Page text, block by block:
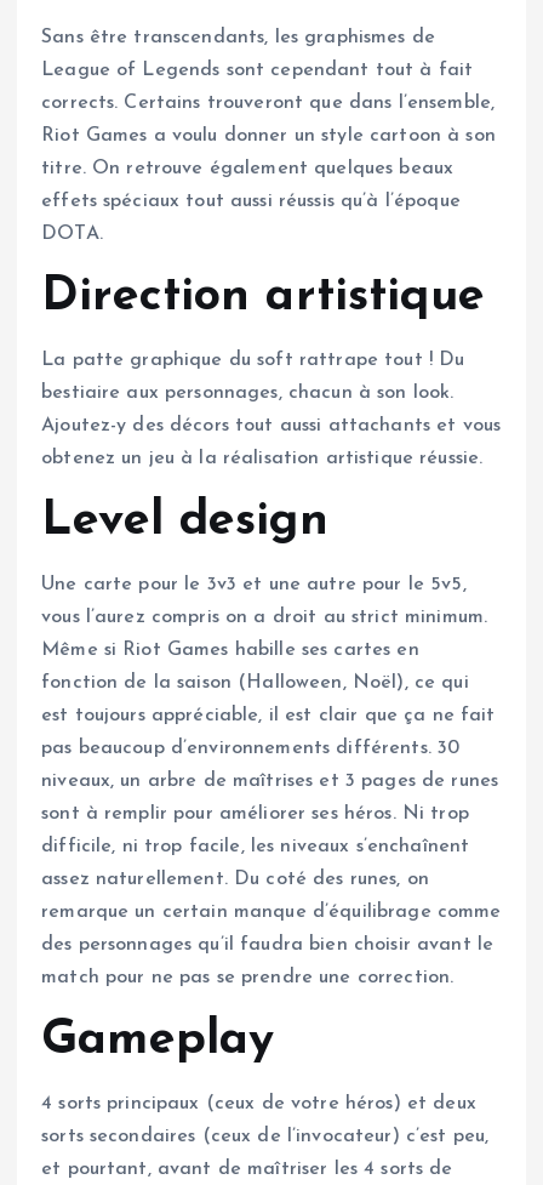
Sans être transcendants, les graphismes de
League of Legends sont cependant tout à fait
corrects. Certains trouveront que dans l’ensemble,
Riot Games a voulu donner un style cartoon à son
titre. On retrouve également quelques beaux
effets spéciaux tout aussi réussis qu’à l’époque
DOTA.
Direction artistique
La patte graphique du soft rattrape tout ! Du
bestiaire aux personnages, chacun à son look.
Ajoutez-y des décors tout aussi attachants et vous
obtenez un jeu à la réalisation artistique réussie.
Level design
Une carte pour le 3v3 et une autre pour le 5v5,
vous l’aurez compris on a droit au strict minimum.
Même si Riot Games habille ses cartes en
fonction de la saison (Halloween, Noël), ce qui
est toujours appréciable, il est clair que ça ne fait
pas beaucoup d’environnements différents. 30
niveaux, un arbre de maîtrises et 3 pages de runes
sont à remplir pour améliorer ses héros. Ni trop
difficile, ni trop facile, les niveaux s’enchaînent
assez naturellement. Du coté des runes, on
remarque un certain manque d’équilibrage comme
des personnages qu’il faudra bien choisir avant le
match pour ne pas se prendre une correction.
Gameplay
4 sorts principaux (ceux de votre héros) et deux
sorts secondaires (ceux de l’invocateur) c’est peu,
et pourtant, avant de maîtriser les 4 sorts de